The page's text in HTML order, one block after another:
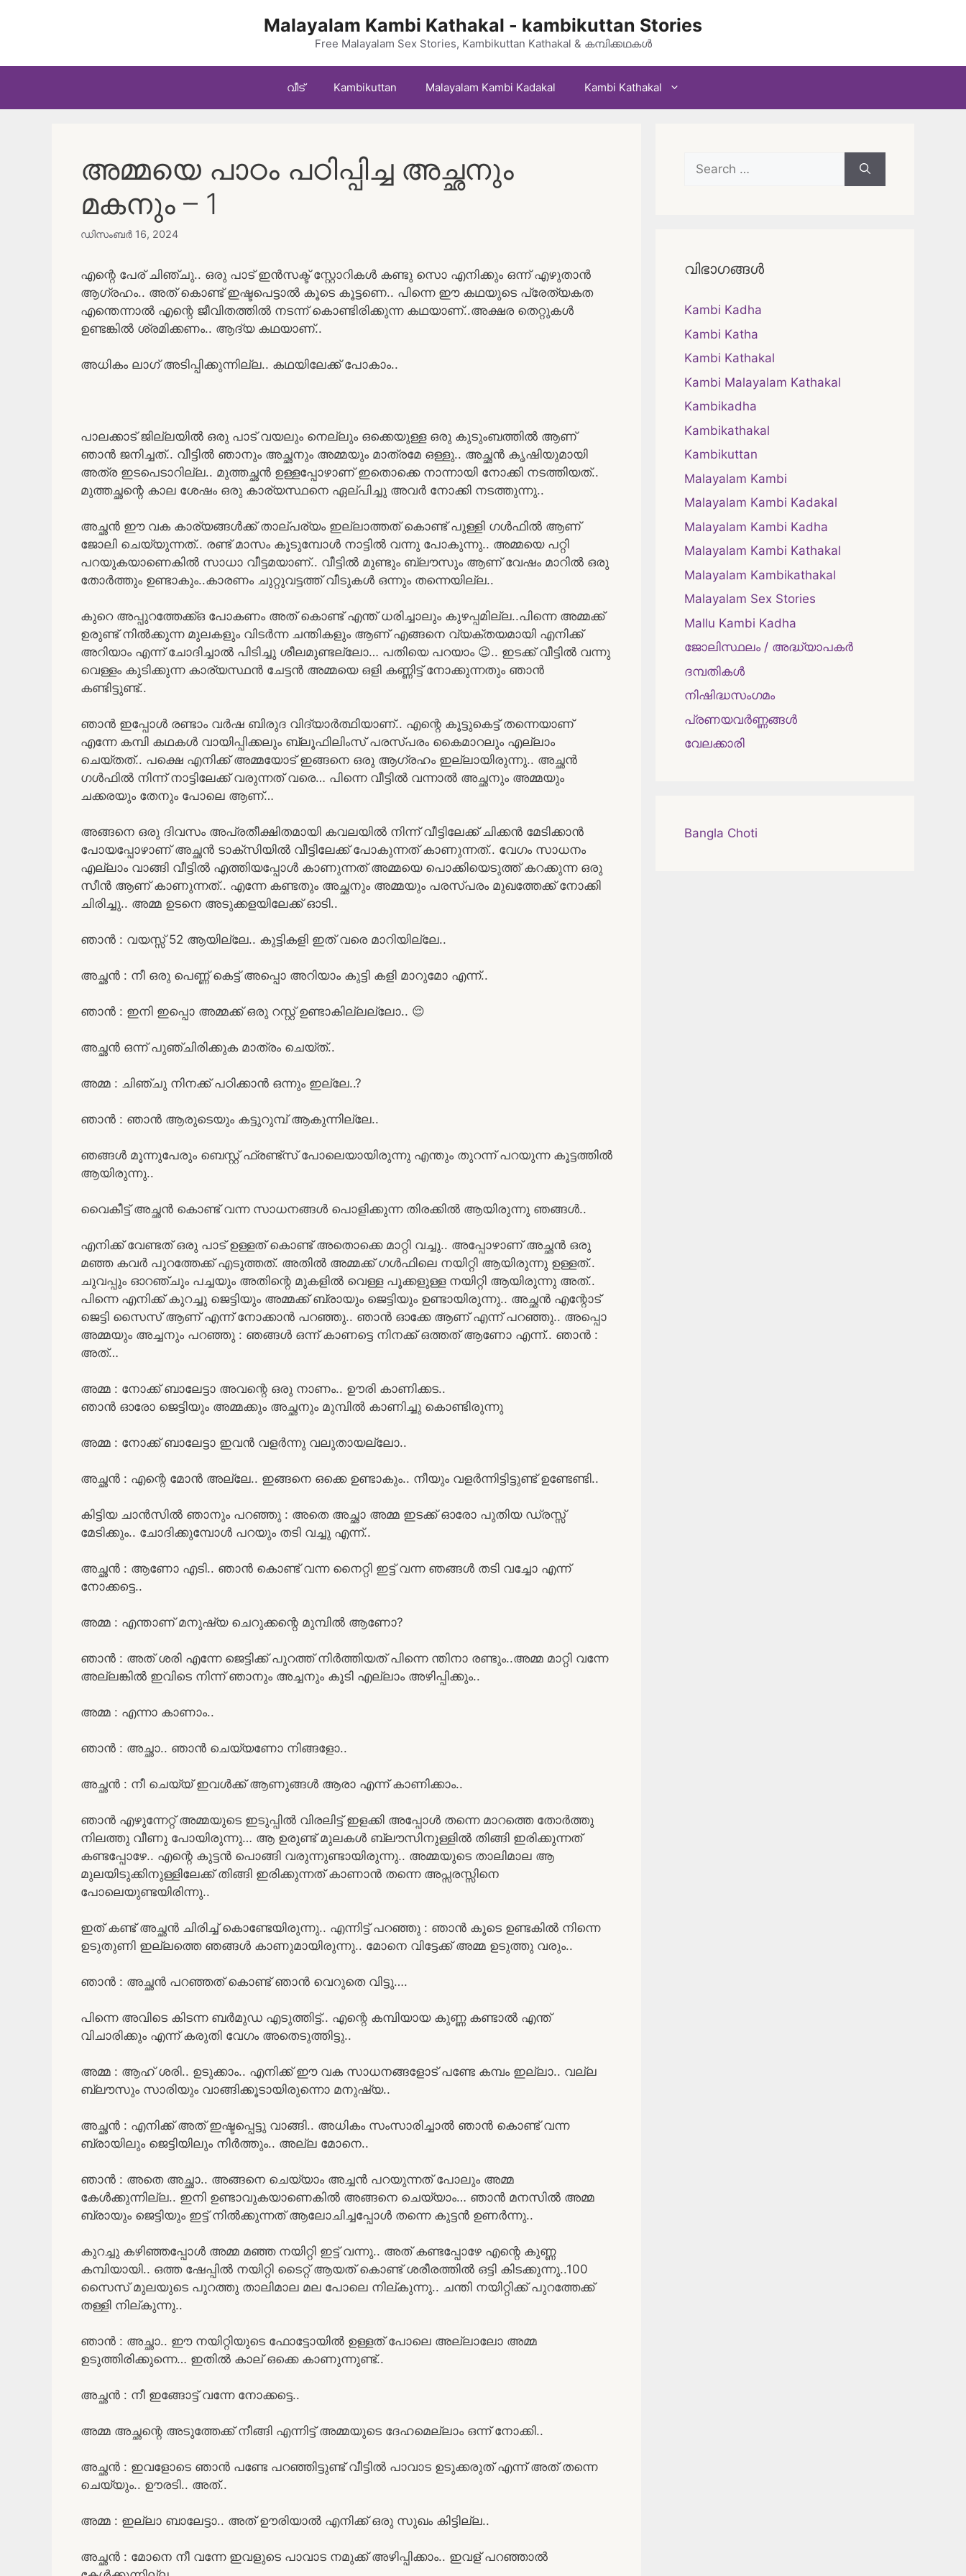
Malayalam Kambi Kathakal - kambikuttan Stories
Free Malayalam Sex Stories, Kambikuttan Kathakal & കമ്പിക്കഥകൾ
വീട് Kambikuttan Malayalam Kambi Kadakal Kambi Kathakal
അമ്മയെ പാഠം പഠിപ്പിച്ച അച്ഛനും
മകനും – 1
ഡിസംബർ 16, 2024
എന്റെ പേര് ചിഞ്ചു.. ഒരു പാട് ഇൻസക്ട് സ്റ്റോറികൾ കണ്ടു സൊ എനിക്കും ഒന്ന് എഴുതാൻ
ആഗ്രഹം.. അത് കൊണ്ട് ഇഷ്ടപെട്ടാൽ കൂടെ കൂട്ടണെ.. പിന്നെ ഈ കഥയുടെ പ്രേത്യകത
എന്തെന്നാൽ എന്റെ ജീവിതത്തിൽ നടന്ന് കൊണ്ടിരിക്കുന്ന കഥയാണ്..അക്ഷര തെറ്റുകൾ
ഉണ്ടങ്കിൽ ശ്രമിക്കണം.. ആദ്യ കഥയാണ്..
അധികം ലാഗ് അടിപ്പിക്കുന്നില്ല.. കഥയിലേക്ക് പോകാം..
പാലക്കാട് ജില്ലയിൽ ഒരു പാട് വയലും നെല്ലും ഒക്കെയുള്ള ഒരു കുടുംബത്തിൽ ആണ്
ഞാൻ ജനിച്ചത്.. വീട്ടിൽ ഞാനും അച്ഛനും അമ്മയും മാത്രമേ ഒള്ളു.. അച്ഛൻ കൃഷിയുമായി
അത്ര ഇടപെടാറില്ല.. മുത്തച്ഛൻ ഉള്ളപ്പോഴാണ് ഇതൊക്കെ നാന്നായി നോക്കി നടത്തിയത്..
മുത്തച്ഛന്റെ കാല ശേഷം ഒരു കാര്യസ്ഥനെ ഏല്പിച്ചു അവർ നോക്കി നടത്തുന്നു..
അച്ഛൻ ഈ വക കാര്യങ്ങൾക്ക് താല്പര്യം ഇല്ലാത്തത് കൊണ്ട് പുള്ളി ഗൾഫിൽ ആണ്
ജോലി ചെയ്യുന്നത്.. രണ്ട് മാസം കൂടുമ്പോൾ നാട്ടിൽ വന്നു പോകുന്നു.. അമ്മയെ പറ്റി
പറയുകയാണെകിൽ സാധാ വീട്ടമയാണ്.. വീട്ടിൽ മുണ്ടും ബ്ലൗസും ആണ് വേഷം മാറിൽ ഒരു
തോർത്തും ഉണ്ടാകും..കാരണം ചുറ്റുവട്ടത്ത് വീടുകൾ ഒന്നും തന്നെയില്ല..
കുറെ അപ്പുറത്തേക്ക്ഒ പോകണം അത് കൊണ്ട് എന്ത് ധരിച്ചാലും കുഴപ്പമില്ല..പിന്നെ അമ്മക്ക്
ഉരുണ്ട് നിൽക്കുന്ന മുലകളും വിടർന്ന ചന്തികളും ആണ് എങ്ങനെ വ്യക്തയമായി എനിക്ക്
അറിയാം എന്ന് ചോദിച്ചാൽ പിടിച്ചു ശീലമുണ്ടല്ലോ… പതിയെ പറയാം 😉.. ഇടക്ക് വീട്ടിൽ വന്നു
വെള്ളം കുടിക്കുന്ന കാര്യസ്ഥൻ ചേട്ടൻ അമ്മയെ ഒളി കണ്ണിട്ട് നോക്കുന്നതും ഞാൻ
കണ്ടിട്ടുണ്ട്..
ഞാൻ ഇപ്പോൾ രണ്ടാം വർഷ ബിരുദ വിദ്യാർത്ഥിയാണ്.. എന്റെ കൂട്ടുകെട്ട് തന്നെയാണ്
എന്നേ കമ്പി കഥകൾ വായിപ്പിക്കലും ബ്ലൂഫിലിംസ് പരസ്പരം കൈമാറലും എല്ലാം
ചെയ്തത്.. പക്ഷെ എനിക്ക് അമ്മയോട് ഇങ്ങനെ ഒരു ആഗ്രഹം ഇല്ലായിരുന്നു.. അച്ഛൻ
ഗൾഫിൽ നിന്ന് നാട്ടിലേക്ക് വരുന്നത് വരെ… പിന്നെ വീട്ടിൽ വന്നാൽ അച്ഛനും അമ്മയും
ചക്കരയും തേനും പോലെ ആണ്…
അങ്ങനെ ഒരു ദിവസം അപ്രതീക്ഷിതമായി കവലയിൽ നിന്ന് വീട്ടിലേക്ക് ചിക്കൻ മേടിക്കാൻ
പോയപ്പോഴാണ് അച്ഛൻ ടാക്സിയിൽ വീട്ടിലേക്ക് പോകുന്നത് കാണുന്നത്.. വേഗം സാധനം
എല്ലാം വാങ്ങി വീട്ടിൽ എത്തിയപ്പോൾ കാണുന്നത് അമ്മയെ പൊക്കിയെടുത്ത് കറക്കുന്ന ഒരു
സീൻ ആണ് കാണുന്നത്.. എന്നേ കണ്ടതും അച്ഛനും അമ്മയും പരസ്പരം മുഖത്തേക്ക് നോക്കി
ചിരിച്ചു.. അമ്മ ഉടനെ അടുക്കളയിലേക്ക് ഓടി..
ഞാൻ : വയസ്സ് 52 ആയില്ലേ.. കുട്ടികളി ഇത് വരെ മാറിയില്ലേ..
അച്ഛൻ : നീ ഒരു പെണ്ണ് കെട്ട് അപ്പൊ അറിയാം കുട്ടി കളി മാറുമോ എന്ന്..
ഞാൻ : ഇനി ഇപ്പൊ അമ്മക്ക് ഒരു റസ്റ്റ്‌ ഉണ്ടാകില്ലല്ലോ.. 😌
അച്ഛൻ ഒന്ന് പുഞ്ചിരിക്കുക മാത്രം ചെയ്ത്..
അമ്മ : ചിഞ്ചു നിനക്ക് പഠിക്കാൻ ഒന്നും ഇല്ലേ..?
ഞാൻ : ഞാൻ ആരുടെയും കട്ടുറുമ്പ് ആകുന്നില്ലേ..
ഞങ്ങൾ മൂന്നുപേരും ബെസ്റ്റ് ഫ്രണ്ട്‌സ് പോലെയായിരുന്നു എന്തും തുറന്ന് പറയുന്ന കൂട്ടത്തിൽ
ആയിരുന്നു..
വൈകീട്ട് അച്ഛൻ കൊണ്ട് വന്ന സാധനങ്ങൾ പൊളിക്കുന്ന തിരക്കിൽ ആയിരുന്നു ഞങ്ങൾ..
എനിക്ക് വേണ്ടത് ഒരു പാട് ഉള്ളത് കൊണ്ട് അതൊക്കെ മാറ്റി വച്ചു.. അപ്പോഴാണ് അച്ഛൻ ഒരു
മഞ്ഞ കവർ പുറത്തേക്ക് എടുത്തത്. അതിൽ അമ്മക്ക് ഗൾഫിലെ നയിറ്റി ആയിരുന്നു ഉള്ളത്..
ചുവപ്പും ഓറഞ്ചും പച്ചയും അതിന്റെ മുകളിൽ വെള്ള പൂക്കളുള്ള നയിറ്റി ആയിരുന്നു അത്..
പിന്നെ എനിക്ക് കുറച്ചു ജെട്ടിയും അമ്മക്ക് ബ്രായും ജെട്ടിയും ഉണ്ടായിരുന്നു.. അച്ഛൻ എന്റോട്
ജെട്ടി സൈസ് ആണ് എന്ന് നോക്കാൻ പറഞ്ഞു.. ഞാൻ ഓക്കേ ആണ് എന്ന് പറഞ്ഞു.. അപ്പൊ
അമ്മയും അച്ചനും പറഞ്ഞു : ഞങ്ങൾ ഒന്ന് കാണട്ടെ നിനക്ക് ഒത്തത് ആണോ എന്ന്.. ഞാൻ :
അത്…
അമ്മ : നോക്ക് ബാലേട്ടാ അവന്റെ ഒരു നാണം.. ഊരി കാണിക്കട..
ഞാൻ ഓരോ ജെട്ടിയും അമ്മക്കും അച്ഛനും മുമ്പിൽ കാണിച്ചു കൊണ്ടിരുന്നു
അമ്മ : നോക്ക് ബാലേട്ടാ ഇവൻ വളർന്നു വലുതായല്ലോ..
അച്ഛൻ : എന്റെ മോൻ അല്ലേ.. ഇങ്ങനെ ഒക്കെ ഉണ്ടാകും.. നീയും വളർന്നിട്ടിട്ടുണ്ട് ഉണ്ടേണ്ടി..
കിട്ടിയ ചാൻസിൽ ഞാനും പറഞ്ഞു : അതെ അച്ഛാ അമ്മ ഇടക്ക് ഓരോ പുതിയ ഡ്രസ്സ്‌
മേടിക്കും.. ചോദിക്കുമ്പോൾ പറയും തടി വച്ചു എന്ന്..
അച്ഛൻ : ആണോ എടി.. ഞാൻ കൊണ്ട് വന്ന നൈറ്റി ഇട്ട് വന്ന ഞങ്ങൾ തടി വച്ചോ എന്ന്
നോക്കട്ടെ..
അമ്മ : എന്താണ് മനുഷ്യ ചെറുക്കന്റെ മുമ്പിൽ ആണോ?
ഞാൻ : അത് ശരി എന്നേ ജെട്ടിക്ക് പുറത്ത് നിർത്തിയത് പിന്നെ ന്തിനാ രണ്ടും..അമ്മ മാറ്റി വന്നേ
അല്ലങ്കിൽ ഇവിടെ നിന്ന് ഞാനും അച്ചനും കൂടി എല്ലാം അഴിപ്പിക്കും..
അമ്മ : എന്നാ കാണാം..
ഞാൻ : അച്ഛാ.. ഞാൻ ചെയ്യണോ നിങ്ങളോ..
അച്ഛൻ : നീ ചെയ്യ് ഇവൾക്ക് ആണുങ്ങൾ ആരാ എന്ന് കാണിക്കാം..
ഞാൻ എഴുന്നേറ്റ് അമ്മയുടെ ഇടുപ്പിൽ വിരലിട്ട് ഇളക്കി അപ്പോൾ തന്നെ മാറത്തെ തോർത്തു
നിലത്തു വീണു പോയിരുന്നു… ആ ഉരുണ്ട് മുലകൾ ബ്ലൗസിനുള്ളിൽ തിങ്ങി ഇരിക്കുന്നത്
കണ്ടപ്പോഴേ.. എന്റെ കുട്ടൻ പൊങ്ങി വരുന്നുണ്ടായിരുന്നു.. അമ്മയുടെ താലിമാല ആ
മുലയിടുക്കിനുള്ളിലേക്ക് തിങ്ങി ഇരിക്കുന്നത് കാണാൻ തന്നെ അപ്സരസ്സിനെ
പോലെയുണ്ടയിരിന്നു..
ഇത് കണ്ട് അച്ഛൻ ചിരിച്ച് കൊണ്ടേയിരുന്നു.. എന്നിട്ട് പറഞ്ഞു : ഞാൻ കൂടെ ഉണ്ടകിൽ നിന്നെ
ഉടുതുണി ഇല്ലത്തെ ഞങ്ങൾ കാണുമായിരുന്നു.. മോനെ വിട്ടേക്ക് അമ്മ ഉടുത്തു വരും..
ഞാൻ : അച്ഛൻ പറഞ്ഞത് കൊണ്ട് ഞാൻ വെറുതെ വിട്ടു….
പിന്നെ അവിടെ കിടന്ന ബർമുഡ എടുത്തിട്ട്.. എന്റെ കമ്പിയായ കുണ്ണ കണ്ടാൽ എന്ത്
വിചാരിക്കും എന്ന് കരുതി വേഗം അതെടുത്തിട്ടു..
അമ്മ : ആഹ് ശരി.. ഉടുക്കാം.. എനിക്ക് ഈ വക സാധനങ്ങളോട് പണ്ടേ കമ്പം ഇല്ലാ.. വല്ല
ബ്ലൗസും സാരിയും വാങ്ങിക്കൂടായിരുന്നൊ മനുഷ്യ..
അച്ഛൻ : എനിക്ക് അത് ഇഷ്ടപ്പെട്ടു വാങ്ങി.. അധികം സംസാരിച്ചാൽ ഞാൻ കൊണ്ട് വന്ന
ബ്രായിലും ജെട്ടിയിലും നിർത്തും.. അല്ല മോനെ..
ഞാൻ : അതെ അച്ഛാ.. അങ്ങനെ ചെയ്യാം അച്ചൻ പറയുന്നത് പോലും അമ്മ
കേൾക്കുന്നില്ല.. ഇനി ഉണ്ടാവുകയാണെകിൽ അങ്ങനെ ചെയ്യാം… ഞാൻ മനസിൽ അമ്മ
ബ്രായും ജെട്ടിയും ഇട്ട് നിൽക്കുന്നത് ആലോചിച്ചപ്പോൾ തന്നെ കുട്ടൻ ഉണർന്നു..
കുറച്ചു കഴിഞ്ഞപ്പോൾ അമ്മ മഞ്ഞ നയിറ്റി ഇട്ട് വന്നു.. അത് കണ്ടപ്പോഴേ എന്റെ കുണ്ണ
കമ്പിയായി.. ഒത്ത ഷേപ്പിൽ നയിറ്റി ടൈറ്റ് ആയത് കൊണ്ട് ശരീരത്തിൽ ഒട്ടി കിടക്കുന്നു..100
സൈസ് മുലയുടെ പുറത്തു താലിമാല മല പോലെ നില്കുന്നു.. ചന്തി നയിറ്റിക്ക് പുറത്തേക്ക്
തള്ളി നില്കുന്നു..
ഞാൻ : അച്ഛാ.. ഈ നയിറ്റിയുടെ ഫോട്ടോയിൽ ഉള്ളത് പോലെ അല്ലാലോ അമ്മ
ഉടുത്തിരിക്കുന്നെ… ഇതിൽ കാല് ഒക്കെ കാണുന്നുണ്ട്..
അച്ഛൻ : നീ ഇങ്ങോട്ട് വന്നേ നോക്കട്ടെ..
അമ്മ അച്ഛന്റെ അടുത്തേക്ക് നീങ്ങി എന്നിട്ട് അമ്മയുടെ ദേഹമെല്ലാം ഒന്ന് നോക്കി..
അച്ഛൻ : ഇവളോടെ ഞാൻ പണ്ടേ പറഞ്ഞിട്ടുണ്ട് വീട്ടിൽ പാവാട ഉടുക്കരുത് എന്ന് അത് തന്നെ
ചെയ്യും.. ഊരടി.. അത്..
അമ്മ : ഇല്ലാ ബാലേട്ടാ.. അത് ഊരിയാൽ എനിക്ക് ഒരു സുഖം കിട്ടില്ല..
അച്ഛൻ : മോനെ നീ വന്നേ ഇവളുടെ പാവാട നമുക്ക് അഴിപ്പിക്കാം.. ഇവള് പറഞ്ഞാൽ
Search
for:
വിഭാഗങ്ങൾ
Kambi Kadha
Kambi Katha
Kambi Kathakal
Kambi Malayalam Kathakal
Kambikadha
Kambikathakal
Kambikuttan
Malayalam Kambi
Malayalam Kambi Kadakal
Malayalam Kambi Kadha
Malayalam Kambi Kathakal
Malayalam Kambikathakal
Malayalam Sex Stories
Mallu Kambi Kadha
ജോലിസ്ഥലം / അദ്ധ്യാപകർ
ദമ്പതികള്‍
നിഷിദ്ധസംഗമം
പ്രണയവർണ്ണങ്ങൾ
വേലക്കാരി
Bangla Choti